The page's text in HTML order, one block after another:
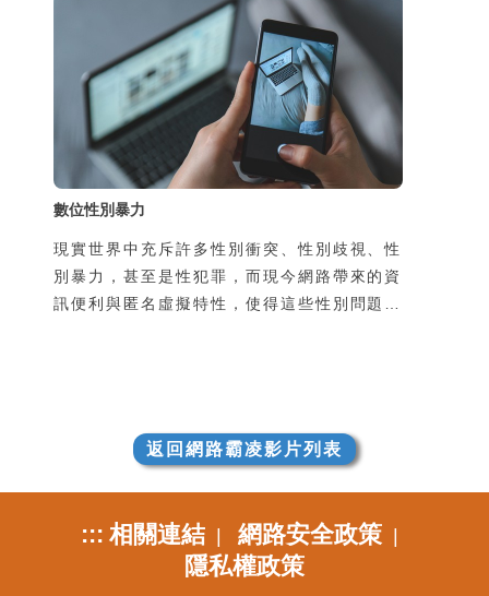
數位性別暴力
現實世界中充斥許多性別衝突、性別歧視、性
別暴力，甚至是性犯罪，而現今網路帶來的資
訊便利與匿名虛擬特性，使得這些性別問題成
返回網路霸凌影片列表
::: 相關連結| 網路安全政策|
隱私權政策